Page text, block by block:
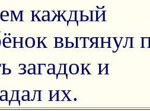
каждый
вытянул
загадок и
их.